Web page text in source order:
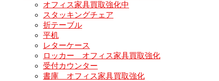
オフィス家具買取強化中
スタッキングチェア
折テーブル
平机
レターケース
ロッカー オフィス家具買取強化
受付カウンター
書庫 オフィス家具買取強化